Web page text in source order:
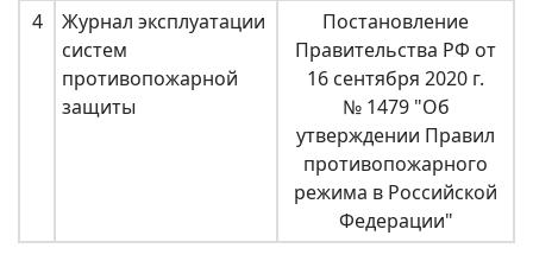
4
Журнал эксплуатации
систем
противопожарной
защиты
Постановление
Правительства РФ от
16 сентября 2020 г.
№ 1479 "Об
утверждении Правил
противопожарного
режима в Российской
Федерации"